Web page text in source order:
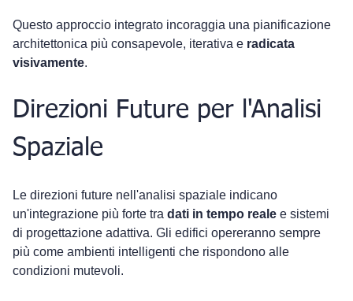
Questo approccio integrato incoraggia una pianificazione
architettonica più consapevole, iterativa e radicata
visivamente.
Direzioni Future per l'Analisi
Spaziale
Le direzioni future nell'analisi spaziale indicano
un'integrazione più forte tra dati in tempo reale e sistemi
di progettazione adattiva. Gli edifici opereranno sempre
più come ambienti intelligenti che rispondono alle
condizioni mutevoli.